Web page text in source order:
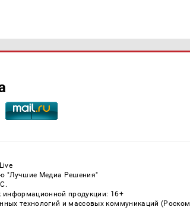
"Лучшие Медиа Решения"
информационной продукции: 16+
технологий и массовых коммуникаций